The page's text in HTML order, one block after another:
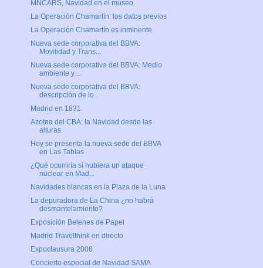
MNCARS, Navidad en el museo
La Operación Chamartín: los datos previos
La Operación Chamartín es inminente
Nueva sede corporativa del BBVA:
Movilidad y Trans...
Nueva sede corporativa del BBVA: Medio
ambiente y ...
Nueva sede corporativa del BBVA:
descripción de lo...
Madrid en 1831
Azotea del CBA: la Navidad desde las
alturas
Hoy se presenta la nueva sede del BBVA
en Las Tablas
¿Qué ocurriría si hubiera un ataque
nuclear en Mad...
Navidades blancas en la Plaza de la Luna
La depuradora de La China ¿no habrá
desmantelamiento?
Exposición Belenes de Papel
Madrid Travelthink en directo
Expoclausura 2008
Concierto especial de Navidad SAMA